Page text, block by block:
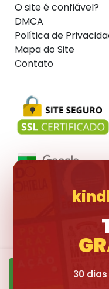
O site é confiável?
DMCA
Política de
Mapa do Site
Contato
30